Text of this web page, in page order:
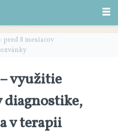
pred 8 mesiacov
využitie
diagnostike,
v terapii